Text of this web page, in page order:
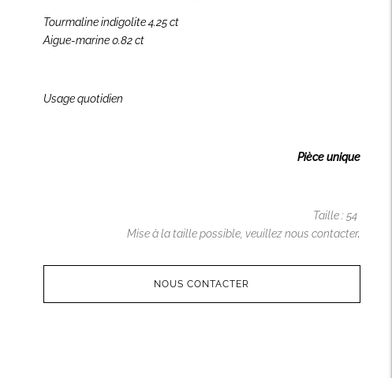
Tourmaline indigolite 4.25 ct
Aigue-marine 0.82 ct
Usage quotidien
Pièce unique
Taille : 54
Mise à la taille possible, veuillez nous contacter.
NOUS CONTACTER